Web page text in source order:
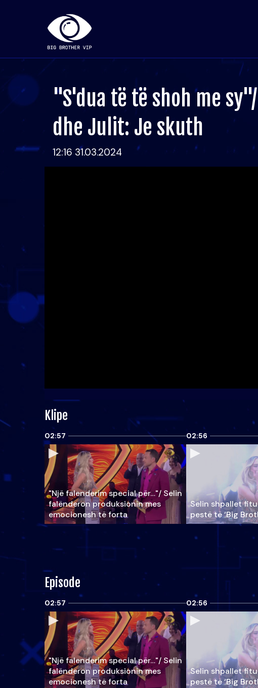
"S'dua të të shoh me
dhe Julit: Je skuth
12:16 31.03.2024
Klipe
02:57
"Një falenderim special për…"/ Selin
falënderon produksionin mes
emocionesh të forta
02:56
Selin shpallet
pestë të ‘Big
Episode
02:57
"Një falenderim special për…"/ Selin
falënderon produksionin mes
emocionesh të forta
02:56
Selin shpallet
pestë të ‘Big